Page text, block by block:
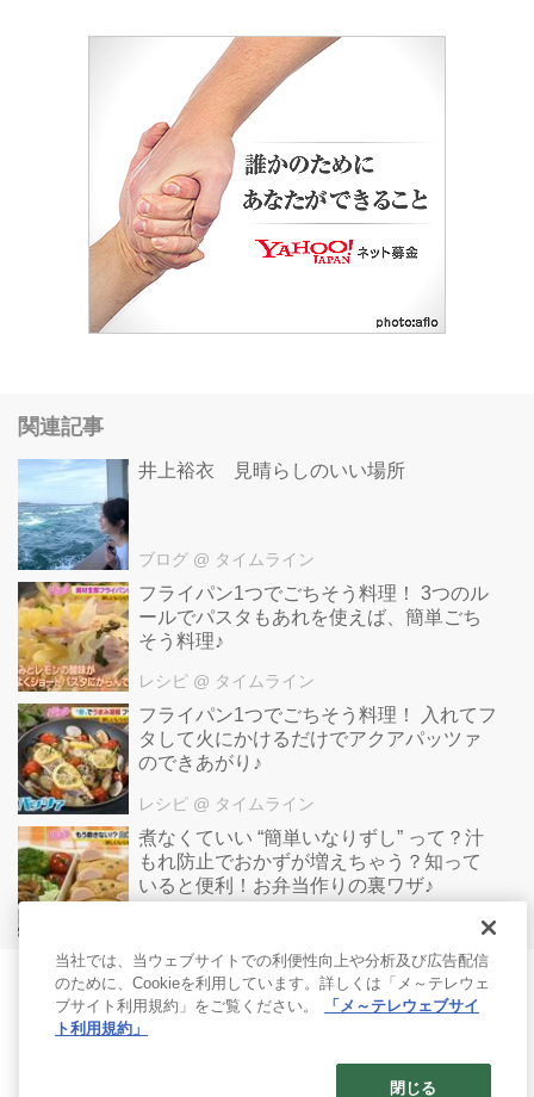
関連記事
井上裕衣 見晴らしのいい場所
ブログ @ タイムライン
フライパン1つでごちそう料理！ 3つのル
ールでパスタもあれを使えば、簡単ごち
そう料理♪
レシピ @ タイムライン
フライパン1つでごちそう料理！ 入れてフ
タして火にかけるだけでアクアパッツァ
のできあがり♪
レシピ @ タイムライン
煮なくていい “簡単いなりずし” って？汁
もれ防止でおかずが増えちゃう？知って
いると便利！お弁当作りの裏ワザ♪
© 2017- Nagoya Broadcasting Network All rights reserved.
当社では、当ウェブサイトでの利便性向上や分析及び広告配信
のために、Cookieを利用しています。詳しくは「メ～テレウェ
ブサイト利用規約」をご覧ください。
「メ～テレウェブサイ
ト利用規約」
閉じる